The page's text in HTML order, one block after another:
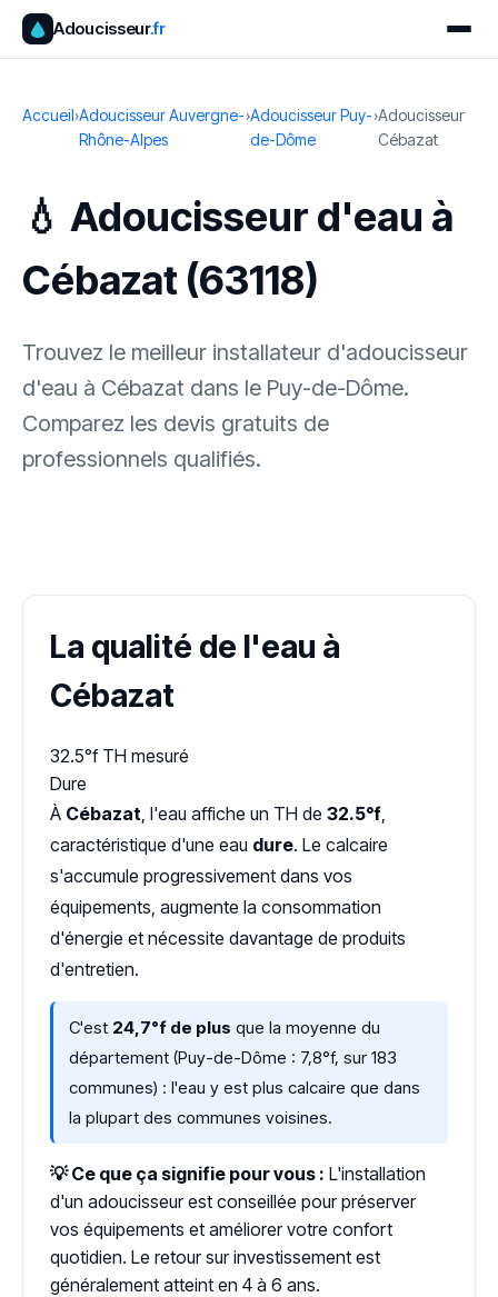
Adoucisseur.fr
Accueil›Adoucisseur Auvergne-
Rhône-Alpes
›Adoucisseur Puy-
de-Dôme
›Adoucisseur
Cébazat
💧 Adoucisseur d'eau à
Cébazat (63118)
Trouvez le meilleur installateur d'adoucisseur
d'eau à Cébazat dans le Puy-de-Dôme.
Comparez les devis gratuits de
professionnels qualifiés.
La qualité de l'eau à
Cébazat
32.5°f TH mesuré
Dure
À Cébazat, l'eau affiche un TH de 32.5°f,
caractéristique d'une eau dure. Le calcaire
s'accumule progressivement dans vos
équipements, augmente la consommation
d'énergie et nécessite davantage de produits
d'entretien.
C'est 24,7°f de plus que la moyenne du
département (Puy-de-Dôme : 7,8°f, sur 183
communes) : l'eau y est plus calcaire que dans
la plupart des communes voisines.
💡 Ce que ça signifie pour vous : L'installation
d'un adoucisseur est conseillée pour préserver
vos équipements et améliorer votre confort
quotidien. Le retour sur investissement est
généralement atteint en 4 à 6 ans.